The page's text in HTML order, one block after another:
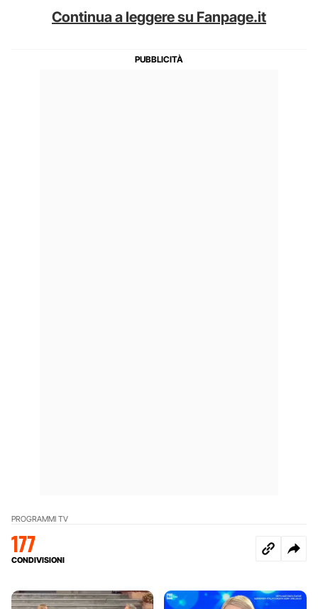
Continua a leggere su Fanpage.it
PROGRAMMI TV
177
CONDIVISIONI